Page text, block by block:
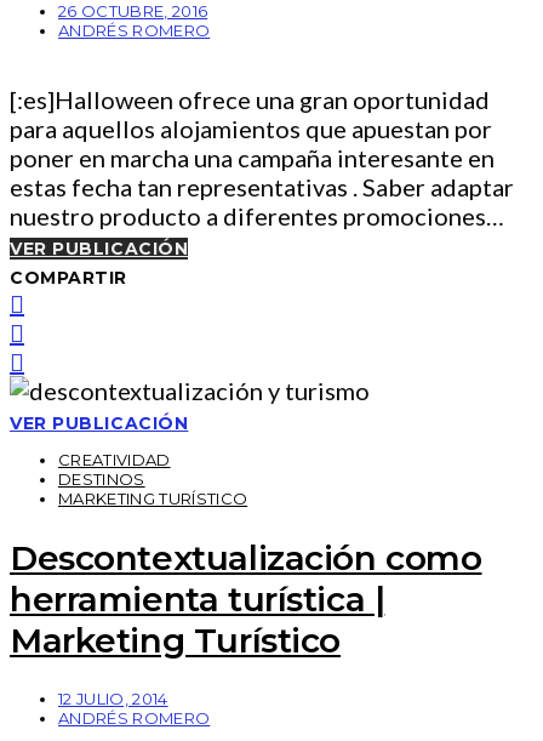
26 OCTUBRE, 2016
ANDRÉS ROMERO
[:es]Halloween ofrece una gran oportunidad
para aquellos alojamientos que apuestan por
poner en marcha una campaña interesante en
estas fecha tan representativas . Saber adaptar
nuestro producto a diferentes promociones…
VER PUBLICACIÓN
COMPARTIR
VER PUBLICACIÓN
CREATIVIDAD
DESTINOS
MARKETING TURÍSTICO
Descontextualización como
herramienta turística |
Marketing Turístico
12 JULIO, 2014
ANDRÉS ROMERO